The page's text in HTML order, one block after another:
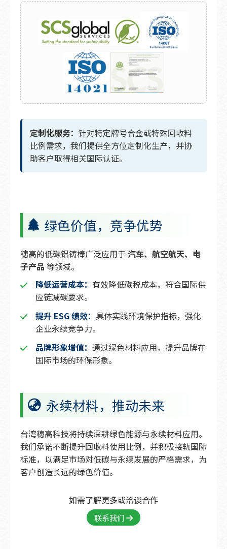
定制化服务： 针对特定牌号合金或特殊回收料
比例需求，我们提供全方位定制化生产，并协
助客户取得相关国际认证。
绿色价值，竞争优势
穗高的低碳铝铸棒广泛应用于汽车、航空航天、电
子产品 等领域。
降低运营成本： 有效降低碳税成本，符合国际供
应链减碳要求。
提升 ESG 绩效： 具体实践环境保护指标，强化
企业永续竞争力。
品牌形象增值： 通过绿色材料应用，提升品牌在
国际市场的环保形象。
永续材料，推动未来
台湾穗高科技将持续深耕绿色能源与永续材料应用。
我们承诺不断提升回收料使用比例，并积极接轨国际
标准，以满足市场对低碳与永续发展的严格需求，为
客户创造长远的绿色价值。
如需了解更多或洽谈合作
联系我们